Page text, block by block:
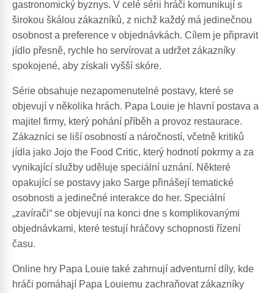
gastronomický byznys. V celé sérii hráči komunikují s
širokou škálou zákazníků, z nichž každý má jedinečnou
osobnost a preference v objednávkách. Cílem je připravit
jídlo přesně, rychle ho servírovat a udržet zákazníky
spokojené, aby získali vyšší skóre.
Série obsahuje nezapomenutelné postavy, které se
objevují v několika hrách. Papa Louie je hlavní postava a
majitel firmy, který pohání příběh a provoz restaurace.
Zákazníci se liší osobností a náročností, včetně kritiků
jídla jako Jojo the Food Critic, který hodnotí pokrmy a za
vynikající služby uděluje speciální uznání. Některé
opakující se postavy jako Sarge přinášejí tematické
osobnosti a jedinečné interakce do her. Speciální
„zavírači“ se objevují na konci dne s komplikovanými
objednávkami, které testují hráčovy schopnosti řízení
času.
Online hry Papa Louie také zahrnují adventurní díly, kde
hráči pomáhají Papa Louiemu zachraňovat zákazníky